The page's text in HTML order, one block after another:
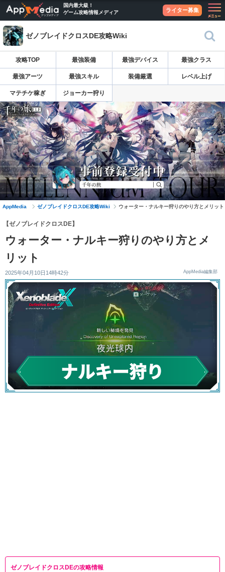
国内最大級！
ゲーム攻略情報メディア
ライター募集
ゼノブレイドクロスDE攻略Wiki
攻略TOP 最強装備 最強デバイス 最強クラス
最強アーツ 最強スキル 装備厳選 レベル上げ
マテチケ稼ぎ ジョーカー狩り
AppMedia ゼノブレイドクロスDE攻略Wiki ウォーター・ナルキー狩りのやり方とメリット
【ゼノブレイドクロスDE】
ウォーター・ナルキー狩りのやり方とメ
リット
2025年04月10日14時42分 AppMedia編集部
ゼノブレイドクロスDEの攻略情報